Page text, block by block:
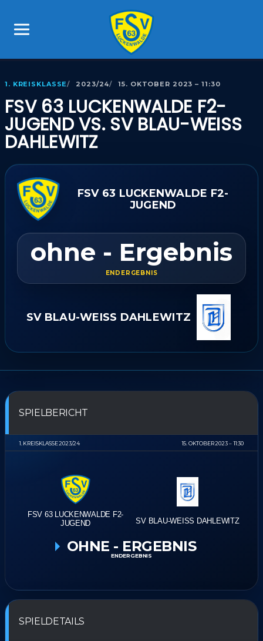
1. KREISKLASSE 2023/24 15. OKTOBER 2023 – 11:30
FSV 63 LUCKENWALDE F2-
JUGEND VS. SV BLAU-WEISS D
AHLEWITZ
FSV 63 LUCKENWALDE F2-
JUGEND
ohne - Ergebnis
ENDERGEBNIS
SV BLAU-WEISS DAHLEWITZ
SPIELBERICHT
1. KREISKLASSE 2023/24 15. OKTOBER 2023 11:30
FSV 63 LUCKENWALDE F2-
JUGEND
SV BLAU-WEISS DAHLEWITZ
OHNE - ERGEBNIS
ENDERGEBNIS
SPIELDETAILS